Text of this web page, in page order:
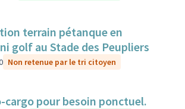
terrain pétanque en
golf au Stade des Peupliers
Non retenue par le tri citoyen
cargo pour besoin ponctuel.